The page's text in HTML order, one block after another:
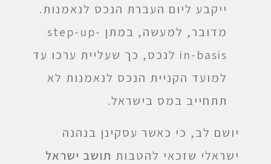
ייקבע ליום העברת הנכס לנאמנות.
מדובר, למעשה, במתן step-up-
in-basis לנכס, כך שעליית ערכו עד
למועד הקניית הנכס לנאמנות לא
תתחייב במס בישראל.
יושם לב, כי כאשר עסקינן בנהנה
ישראלי שזכאי להטבות תושב ישראל